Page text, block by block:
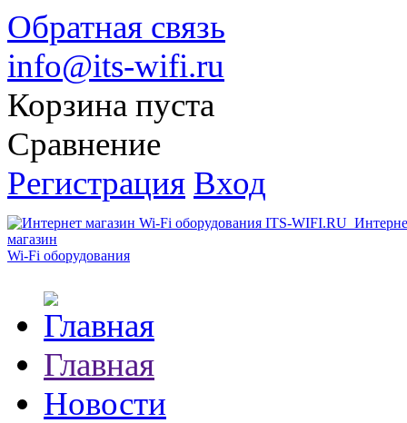
Обратная связь
info@its-wifi.ru
Корзина пуста
Сравнение
Регистрация Вход
магазин
Wi-Fi оборудования
Главная
Новости